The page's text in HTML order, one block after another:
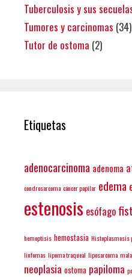
Tuberculosis y sus
Tumores y carcinomas (34)
Tutor de ostoma (2)
Etiquetas
adenocarcinoma adenoma
condrosarcoma cáncer papilar edema
estenosis esófago
hemoptisis hemostasia Histoplasmosis
linfomas lipoma traqueal liposarcoma
neoplasia ostoma papiloma